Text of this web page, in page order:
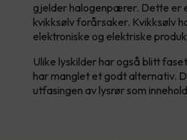
gjelder halogenpærer. Dette er
kvikksølv forårsaker. Kvikksølv
elektroniske og elektriske
Ulike lyskilder har også blitt
har manglet et godt alternativ.
utfasingen av lysrør som